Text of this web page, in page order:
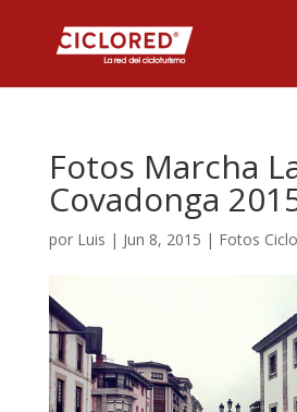
Fotos Marcha
Covadonga
por Luis | Jun 8, 2015 | Fotos